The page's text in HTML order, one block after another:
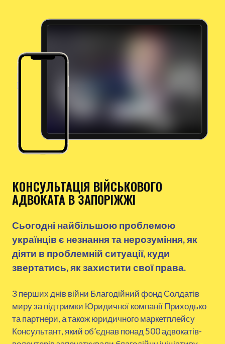
КОНСУЛЬТАЦІЯ ВІЙСЬКОВОГО
АДВОКАТА В ЗАПОРІЖЖІ
Сьогодні найбільшою проблемою
українців є незнання та нерозуміння, як
діяти в проблемній ситуації, куди
звертатись, як захистити свої права.
З перших днів війни Благодійний фонд Солдатів
миру за підтримки Юридичної компанії Приходько
та партнери, а також юридичного маркетплейсу
Консультант, який об’єднав понад 500 адвокатів-